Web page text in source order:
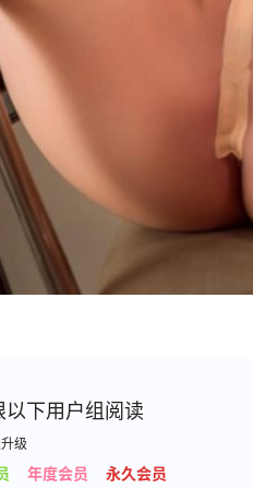
以下用户组阅读
级
年度会员 永久会员